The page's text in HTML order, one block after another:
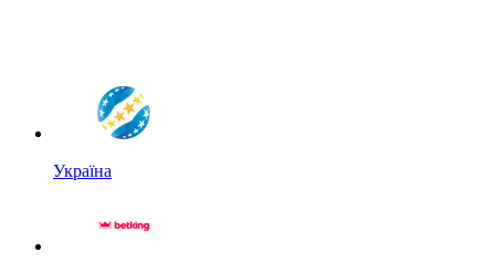
Україна